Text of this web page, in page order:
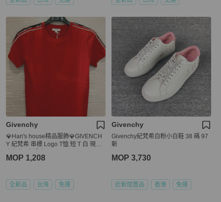
Givenchy
💎Han's house精品服飾💎GIVENCH
Y 紀梵希 串標 Logo T恤 短 T 白 現貨
MOP 1,208
全新品 台灣 免運
Givenchy
Givenchy紀梵希白粉小白鞋 38 碼 97
新
MOP 3,730
近新閒置品 香港 免運